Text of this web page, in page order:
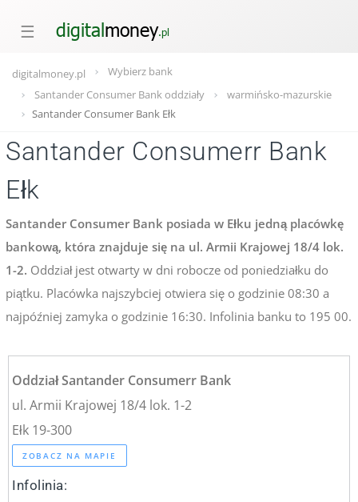
☰
digitalmoney.pl
Wybierz bank
Santander Consumer Bank oddziały
warmińsko-mazurskie
Santander Consumer Bank Ełk
Santander Consumerr Bank
Ełk
Santander Consumer Bank posiada w Ełku jedną placówkę
bankową, która znajduje się na ul. Armii Krajowej 18/4 lok.
1-2. Oddział jest otwarty w dni robocze od poniedziałku do
piątku. Placówka najszybciej otwiera się o godzinie 08:30 a
najpóźniej zamyka o godzinie 16:30. Infolinia banku to 195 00.
Oddział Santander Consumerr Bank
ul. Armii Krajowej 18/4 lok. 1-2
Ełk 19-300
ZOBACZ NA MAPIE
Infolinia: